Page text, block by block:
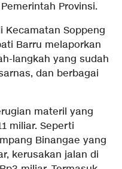
Provinsi.
Kecamatan Soppeng
Barru melaporkan
langkah yang sudah
dan berbagai
materil yang
miliar. Seperti
Binangae yang
kerusakan jalan di